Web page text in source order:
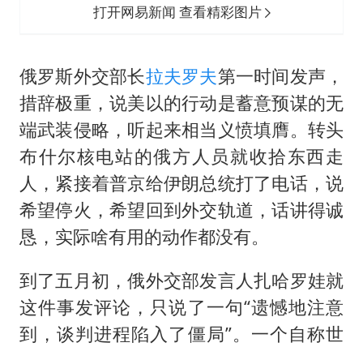
打开网易新闻 查看精彩图片
俄罗斯外交部长拉夫罗夫第一时间发声，
措辞极重，说美以的行动是蓄意预谋的无
端武装侵略，听起来相当义愤填膺。转头
布什尔核电站的俄方人员就收拾东西走
人，紧接着普京给伊朗总统打了电话，说
希望停火，希望回到外交轨道，话讲得诚
恳，实际啥有用的动作都没有。
到了五月初，俄外交部发言人扎哈罗娃就
这件事发评论，只说了一句“遗憾地注意
到，谈判进程陷入了僵局”。一个自称世